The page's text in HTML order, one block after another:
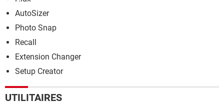
AutoSizer
Photo Snap
Recall
Extension Changer
Setup Creator
UTILITAIRES